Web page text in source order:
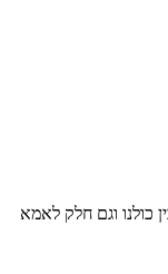
בין כולנו וגם חלק לאמא